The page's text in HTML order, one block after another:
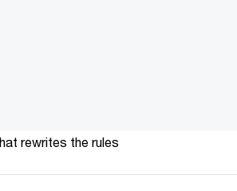
rewrites the rules